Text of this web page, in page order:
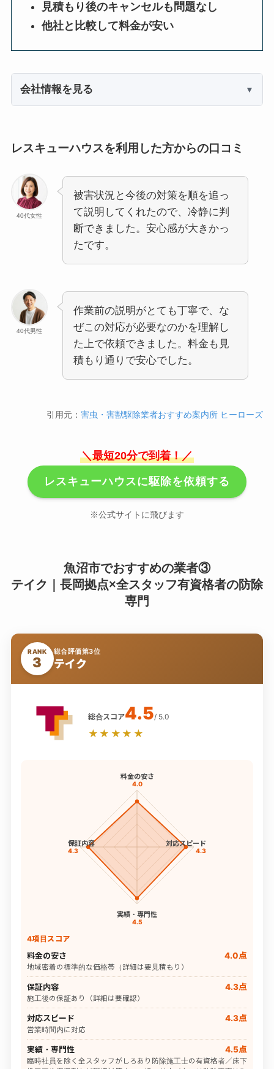
見積もり後のキャンセルも問題なし
他社と比較して料金が安い
会社情報を見る
レスキューハウスを利用した方からの口コミ
40代女性
被害状況と今後の対策を順を追っ
て説明してくれたので、冷静に判
断できました。安心感が大きかっ
たです。
40代男性
作業前の説明がとても丁寧で、な
ぜこの対応が必要なのかを理解し
た上で依頼できました。料金も見
積もり通りで安心でした。
引用元：害虫・害獣駆除業者おすすめ案内所 ヒーローズ
＼最短20分で到着！／
レスキューハウスに駆除を依頼する
※公式サイトに飛びます
魚沼市でおすすめの業者③
テイク｜長岡拠点×全スタッフ有資格者の防除
専門
RANK
3
総合評価第3位
テイク
総合スコア4.5/ 5.0
★★★★★
料金の安さ
4.0
対応スピード
4.3
実績・専門性
4.5
保証内容
4.3
4項目スコア
料金の安さ 4.0点
地域密着の標準的な価格帯（詳細は要見積もり）
保証内容 4.3点
施工後の保証あり（詳細は要確認）
対応スピード 4.3点
営業時間内に対応
実績・専門性 4.5点
臨時社員を除く全スタッフがしろあり防除施工士の有資格者／床下